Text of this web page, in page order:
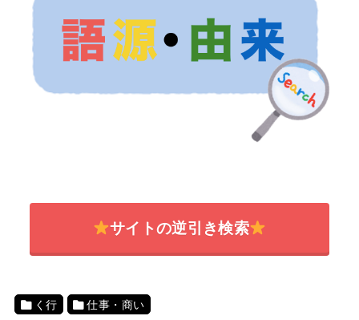
サイトの逆引き検索
く行 仕事・商い